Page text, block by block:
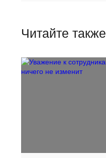
Читайте также